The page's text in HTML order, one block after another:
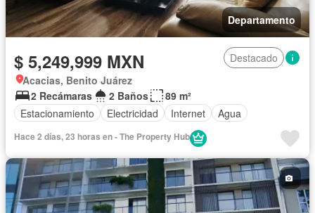
Departamento
$ 5,249,999 MXN
Destacado
Acacias, Benito Juárez
2 Recámaras
2 Baños
89 m²
Estacionamiento
Electricidad Internet Agua
Hace 2 días, 23 horas en - The Property Hub